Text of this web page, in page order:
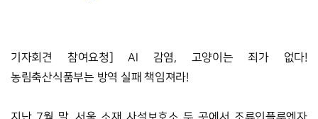
기자회견 참여요청] AI 감염, 고양이는 죄가 없다!
농림축산식품부는 방역 실패 책임져라!